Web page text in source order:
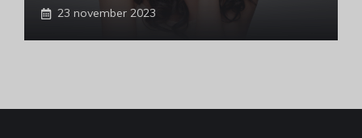
23 november 2023